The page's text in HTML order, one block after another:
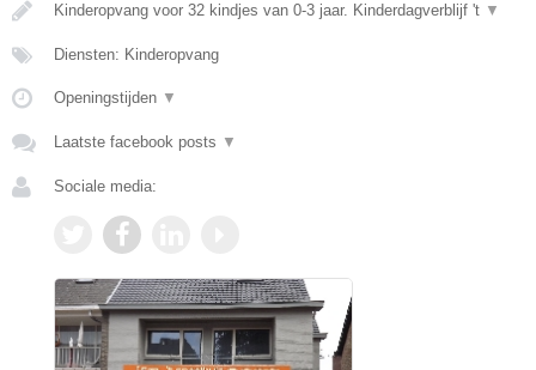
Kinderopvang voor 32 kindjes van 0-3 jaar. Kinderdagverblijf 't ▼
Diensten: Kinderopvang
Openingstijden ▼
Laatste facebook posts ▼
Sociale media: